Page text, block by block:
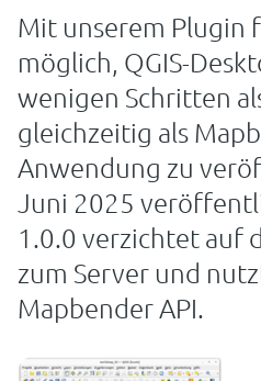
Mit unserem Plugin
möglich, QGIS-
wenigen Schritten
gleichzeitig als
Anwendung zu
Juni 2025
1.0.0 verzichtet auf
zum Server und
Mapbender API.